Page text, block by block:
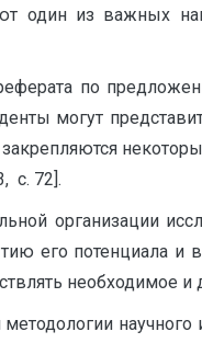
один из важных
по
могут
с. 72].
организации
его потенциала
необходимое
методологии